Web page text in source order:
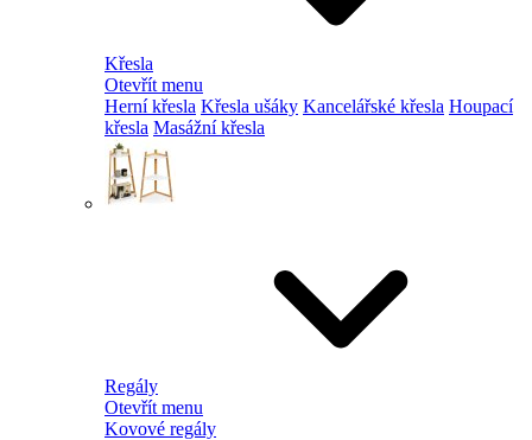
Křesla
Otevřít menu
Herní křesla Křesla ušáky Kancelářské křesla Houpací
křesla Masážní křesla
Regály
Otevřít menu
Kovové regály